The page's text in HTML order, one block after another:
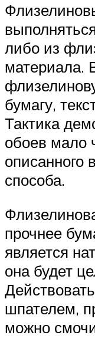
либо из
материала.
бумагу,
Тактика
обоев мало
описанного
способа.
прочнее
является
она будет
шпателем,
можно